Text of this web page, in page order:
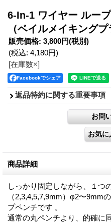
6-In-1 ワイヤー ルー
（ベイルメイキング
販売価格: 3,800円(税別)
(税込: 4,180円)
[在庫数×]
Facebookでシェア
返品特約に関する重要事項
商品詳細
しっかり固定しながら、１つ
（2,3,4,5,7,9mm）φ2〜9mm
プペンチです 。
通常の丸ペンチより、的確に